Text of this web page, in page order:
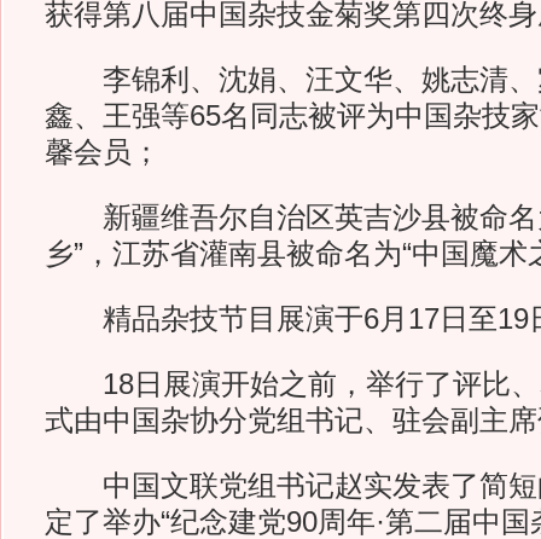
获得第八届中国杂技金菊奖第四次终
李锦利、沈娟、汪文华、姚志清、
鑫、王强等65名同志被评为中国杂技
馨会员；
新疆维吾尔自治区英吉沙县被命名
乡”，江苏省灌南县被命名为“中国魔术
精品杂技节目展演于6月17日至19
18日展演开始之前，举行了评比、
式由中国杂协分党组书记、驻会副主
中国文联党组书记赵实发表了简短
定了举办“纪念建党90周年·第二届中国